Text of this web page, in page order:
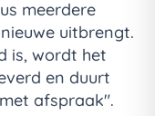
meerdere
uitbrengt.
is, wordt het
en duurt
afspraak".